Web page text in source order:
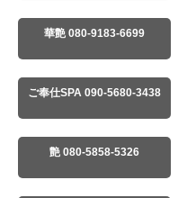
華艶 080-9183-6699
ご奉仕SPA 090-5680-3438
艶 080-5858-5326